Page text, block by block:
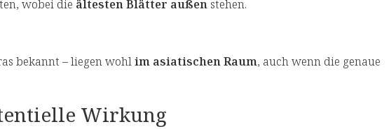
wobei die ältesten Blätter außen stehen.
bekannt – liegen wohlim asiatischen Raum, auch wenn die genaue
Wirkung